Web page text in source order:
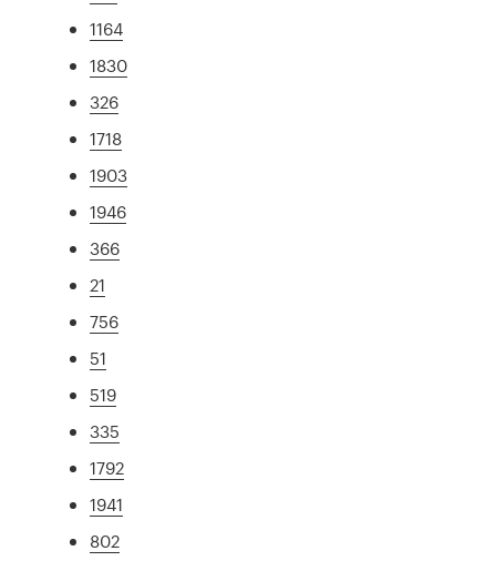
1164
1830
326
1718
1903
1946
366
21
756
51
519
335
1792
1941
802